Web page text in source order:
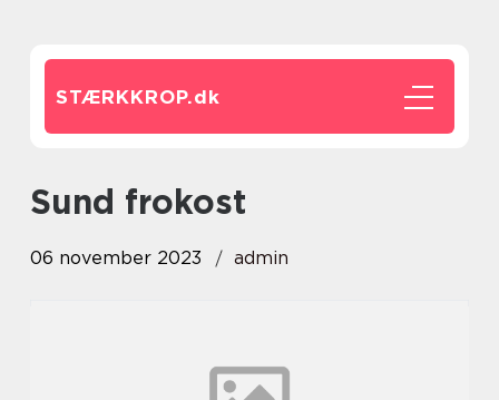
STÆRKKROP.dk
sund frokost
06 november 2023 admin